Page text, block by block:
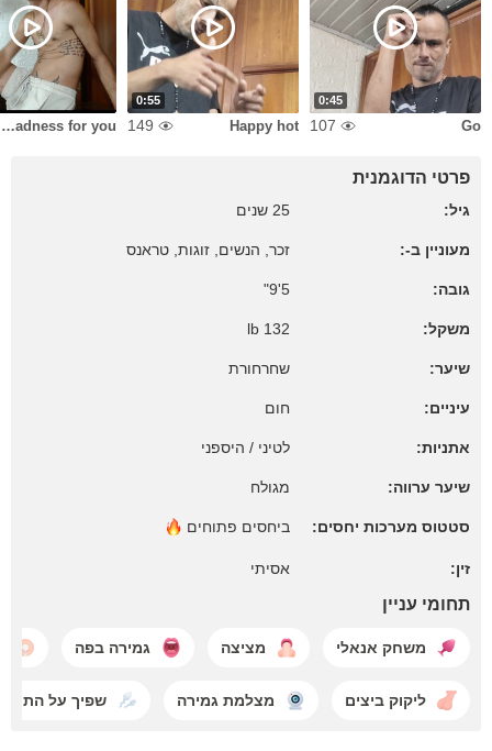
0:45
Go
107
0:55
Happy hot
149
A madness for you
פרטי הדוגמנית
גיל: 25 שנים
מעוניין ב-: זכר, הנשים, זוגות, טראנס
גובה: 5'9"
משקל: 132 lb
שיער: שחרחורת
עיניים: חום
אתניות: לטיני / היספני
שיער ערווה: מגולח
סטטוס מערכות יחסים: ביחסים פתוחים
זין: אסיתי
תחומי עניין
משחק אנאלי מציצה גמירה בפה
ליקוק ביצים מצלמת גמירה שפיך על התחת